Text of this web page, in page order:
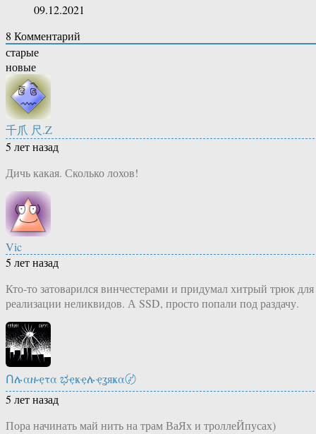
09.12.2021
8 Комментарий
старые
новые
千爪 尺.Z
5 лет назад
Дичь какая. Сколько лохов!
Vic
5 лет назад
Кто-то затоварился винчестерами и придумал хитрый трюк для
реализации неликвидов. А SSD, просто попали под раздачу.
Ոሉαዙҿτα ಭҿҝҿሉҿʓяҝα〄
5 лет назад
Пора начинать май нить на трам ВаЯх и троллеЙпусах)